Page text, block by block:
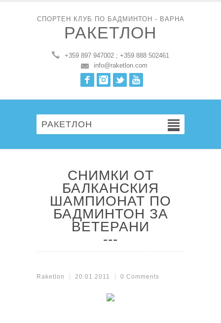
СПОРТЕН КЛУБ ПО БАДМИНТОН - ВАРНА
РАКЕТЛОН
+359 897 947002 ; +359 888 502461
info@raketlon.com
FacebookInstagram
Twitter
РАКЕТЛОН
СНИМКИ ОТ
БАЛКАНСКИЯ
ШАМПИОНАТ ПО
БАДМИНТОН ЗА
ВЕТЕРАНИ
Raketlon 20.01.2011 0 Comments